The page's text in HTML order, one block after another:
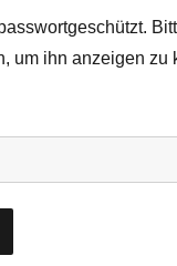
um ihn anzeigen zu